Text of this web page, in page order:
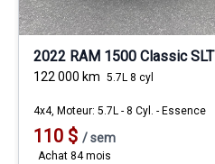
2022 RAM 1500 Classic SLT
122 000 km 5.7L 8 cyl
4x4, Moteur: 5.7L - 8 Cyl. - Essence
110 $ /sem
Achat 84 mois